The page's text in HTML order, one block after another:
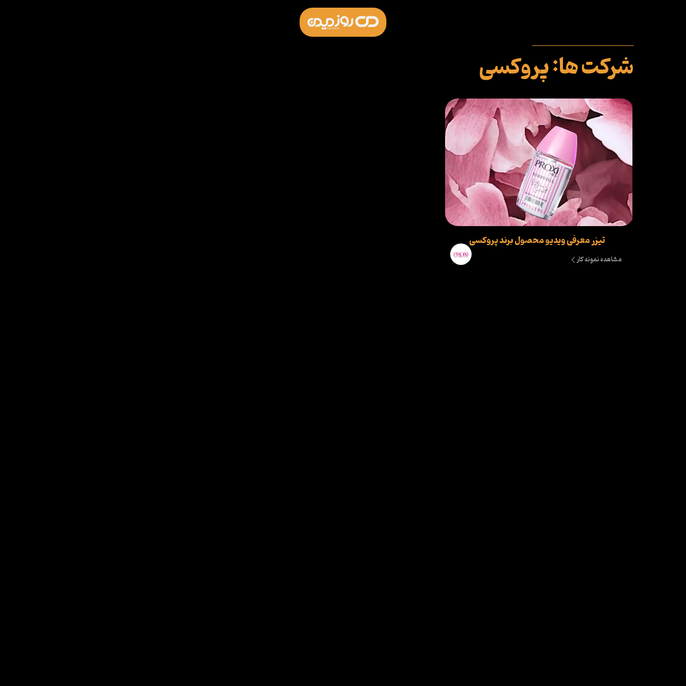
‏شرکت ها: پروکسی
تیزر معرفی ویدیو محصول برند پروکسی
مشاهده نمونه کار